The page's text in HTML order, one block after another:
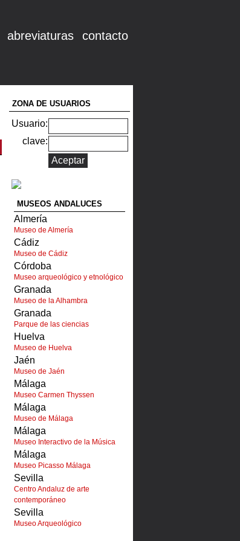
abreviaturas contacto
ZONA DE USUARIOS
Usuario:
clave:
MUSEOS ANDALUCES
Almería
Museo de Almería
Cádiz
Museo de Cádiz
Córdoba
Museo arqueológico y etnológico
Granada
Museo de la Alhambra
Granada
Parque de las ciencias
Huelva
Museo de Huelva
Jaén
Museo de Jaén
Málaga
Museo Carmen Thyssen
Málaga
Museo de Málaga
Málaga
Museo Interactivo de la Música
Málaga
Museo Picasso Málaga
Sevilla
Centro Andaluz de arte
contemporáneo
Sevilla
Museo Arqueológico